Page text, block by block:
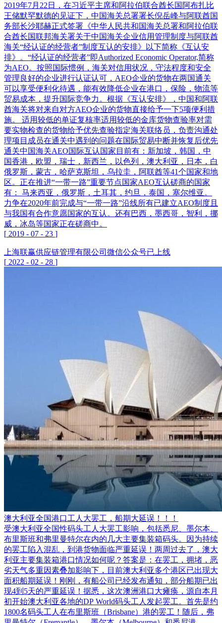
2019年7月22日，在习近平主席和阿拉伯联合酋长国阿布扎比
王储默罕默德的见证下，中国海关总署署长倪岳峰与阿联酋国
务部长沙耶赫正式签署《中华人民共和国海关总署和阿拉伯联
合酋长国联邦海关署关于中国海关企业信用管理制度与阿联酋
海关“经认证的经营者”制度互认的安排》以下简称《互认安
排》。“经认证的经营者”即Authorized Economic Operator,简称
为AEO。按照国际惯例，海关对信用状况，守法程度和安全
管理良好的企业进行认证认可，AEO企业的货物在两国通关
可以享受便利化待遇，能有效降低企业在港口，保险，物流等
贸易成本，提升国际竞争力。根据《互认安排》，中国和阿联
酋海关将对来自对方AEO企业的货物直接给予一下5项便利措
施。 适用较低的单证复核率适用较低的金库货物查验率对需
要实物检查的货物给予优先查验指定海关联络员，负责沟通处
理项目成员在通关中遇到的问题在国际贸易中断并恢复后优先
通关中国海关AEO国际互认国家目前有：新加坡，韩国，中
国香港，欧盟，瑞士，新西兰，以色列，澳大利亚，日本，白
俄罗斯，蒙古，哈萨克斯坦，乌拉圭，阿联酋等41个国家和地
区。正在推进“一带一路”重要节点国家AEO互认磋商的国家
有： 马来西亚，俄罗斯，土耳其，约旦，泰国，塞尔维亚。
力争在2020年前完成与“一带一路”沿线所有已建立AEO制度且
与我国有合作意愿国家的互认。还有巴西，墨西哥，智利，挪
威，冰岛等国家正在磋商中。
[ 2019 - 07 - 23 ]
上海联赢供应链管理有限公司微信公众号已上线
[ 2022 - 02 - 28 ]
澳大利亚全国港口工人大罢工，船期大延误！！！
受澳大利亚全国性码头工人大罢工影响，包括悉尼、墨尔本、
布里斯班和弗里曼特尔在内的几大主要集装箱码头。因为持续
的罢工陷入混乱，到港货物面临严重延误！两周过去了，澳大
利亚主要集装箱港口情况如何呢？答案是：在罢工，拥堵，恶
劣天气多重因素叠加影响下，目前澳大利亚多个港区已出现大
面积船期延误！刚刚，有船公司已经发布通知，部分船期已出
现4到5天的严重延误！据悉，这次澳洲港口大瘫痪，源自本月
初开始澳大利亚各地的DP World码头工人发起罢工。首先是约
1800名码头工人在布里斯班（Brisbane）港的罢工！随后，弗